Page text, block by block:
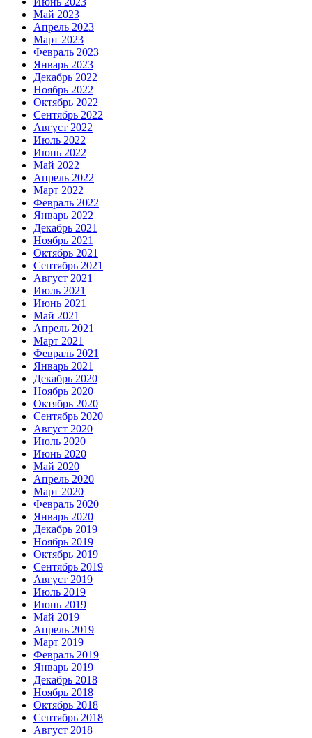
Май 2023
Апрель 2023
Март 2023
Февраль 2023
Январь 2023
Декабрь 2022
Ноябрь 2022
Октябрь 2022
Сентябрь 2022
Август 2022
Июль 2022
Июнь 2022
Май 2022
Апрель 2022
Март 2022
Февраль 2022
Январь 2022
Декабрь 2021
Ноябрь 2021
Октябрь 2021
Сентябрь 2021
Август 2021
Июль 2021
Июнь 2021
Май 2021
Апрель 2021
Март 2021
Февраль 2021
Январь 2021
Декабрь 2020
Ноябрь 2020
Октябрь 2020
Сентябрь 2020
Август 2020
Июль 2020
Июнь 2020
Май 2020
Апрель 2020
Март 2020
Февраль 2020
Январь 2020
Декабрь 2019
Ноябрь 2019
Октябрь 2019
Сентябрь 2019
Август 2019
Июль 2019
Июнь 2019
Май 2019
Апрель 2019
Март 2019
Февраль 2019
Январь 2019
Декабрь 2018
Ноябрь 2018
Октябрь 2018
Сентябрь 2018
Август 2018